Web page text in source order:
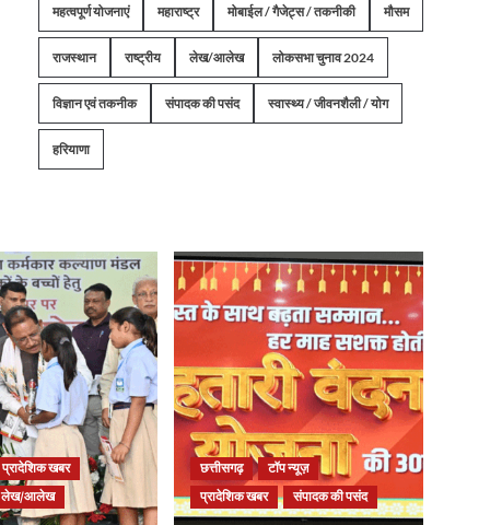
महत्वपूर्ण योजनाएं महाराष्ट्र मोबाईल / गैजेट्स / तकनीकी मौसम
राजस्थान राष्ट्रीय लेख/आलेख लोकसभा चुनाव 2024
विज्ञान एवं तकनीक संपादक की पसंद स्वास्थ्य / जीवनशैली / योग
हरियाणा
प्रादेशिक खबर
लेख/आलेख
छत्तीसगढ़
टॉप न्यूज़
प्रादेशिक खबर
संपादक की पसंद